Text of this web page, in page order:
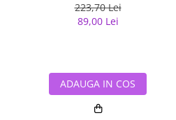
223,70 Lei
89,00 Lei
ADAUGA IN COS